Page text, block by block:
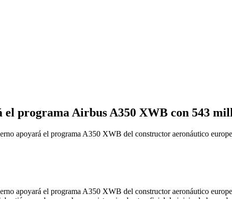
programa Airbus A350 XWB con 543
apoyará el programa A350 XWB del constructor aeronáutico
apoyará el programa A350 XWB del constructor aeronáutico